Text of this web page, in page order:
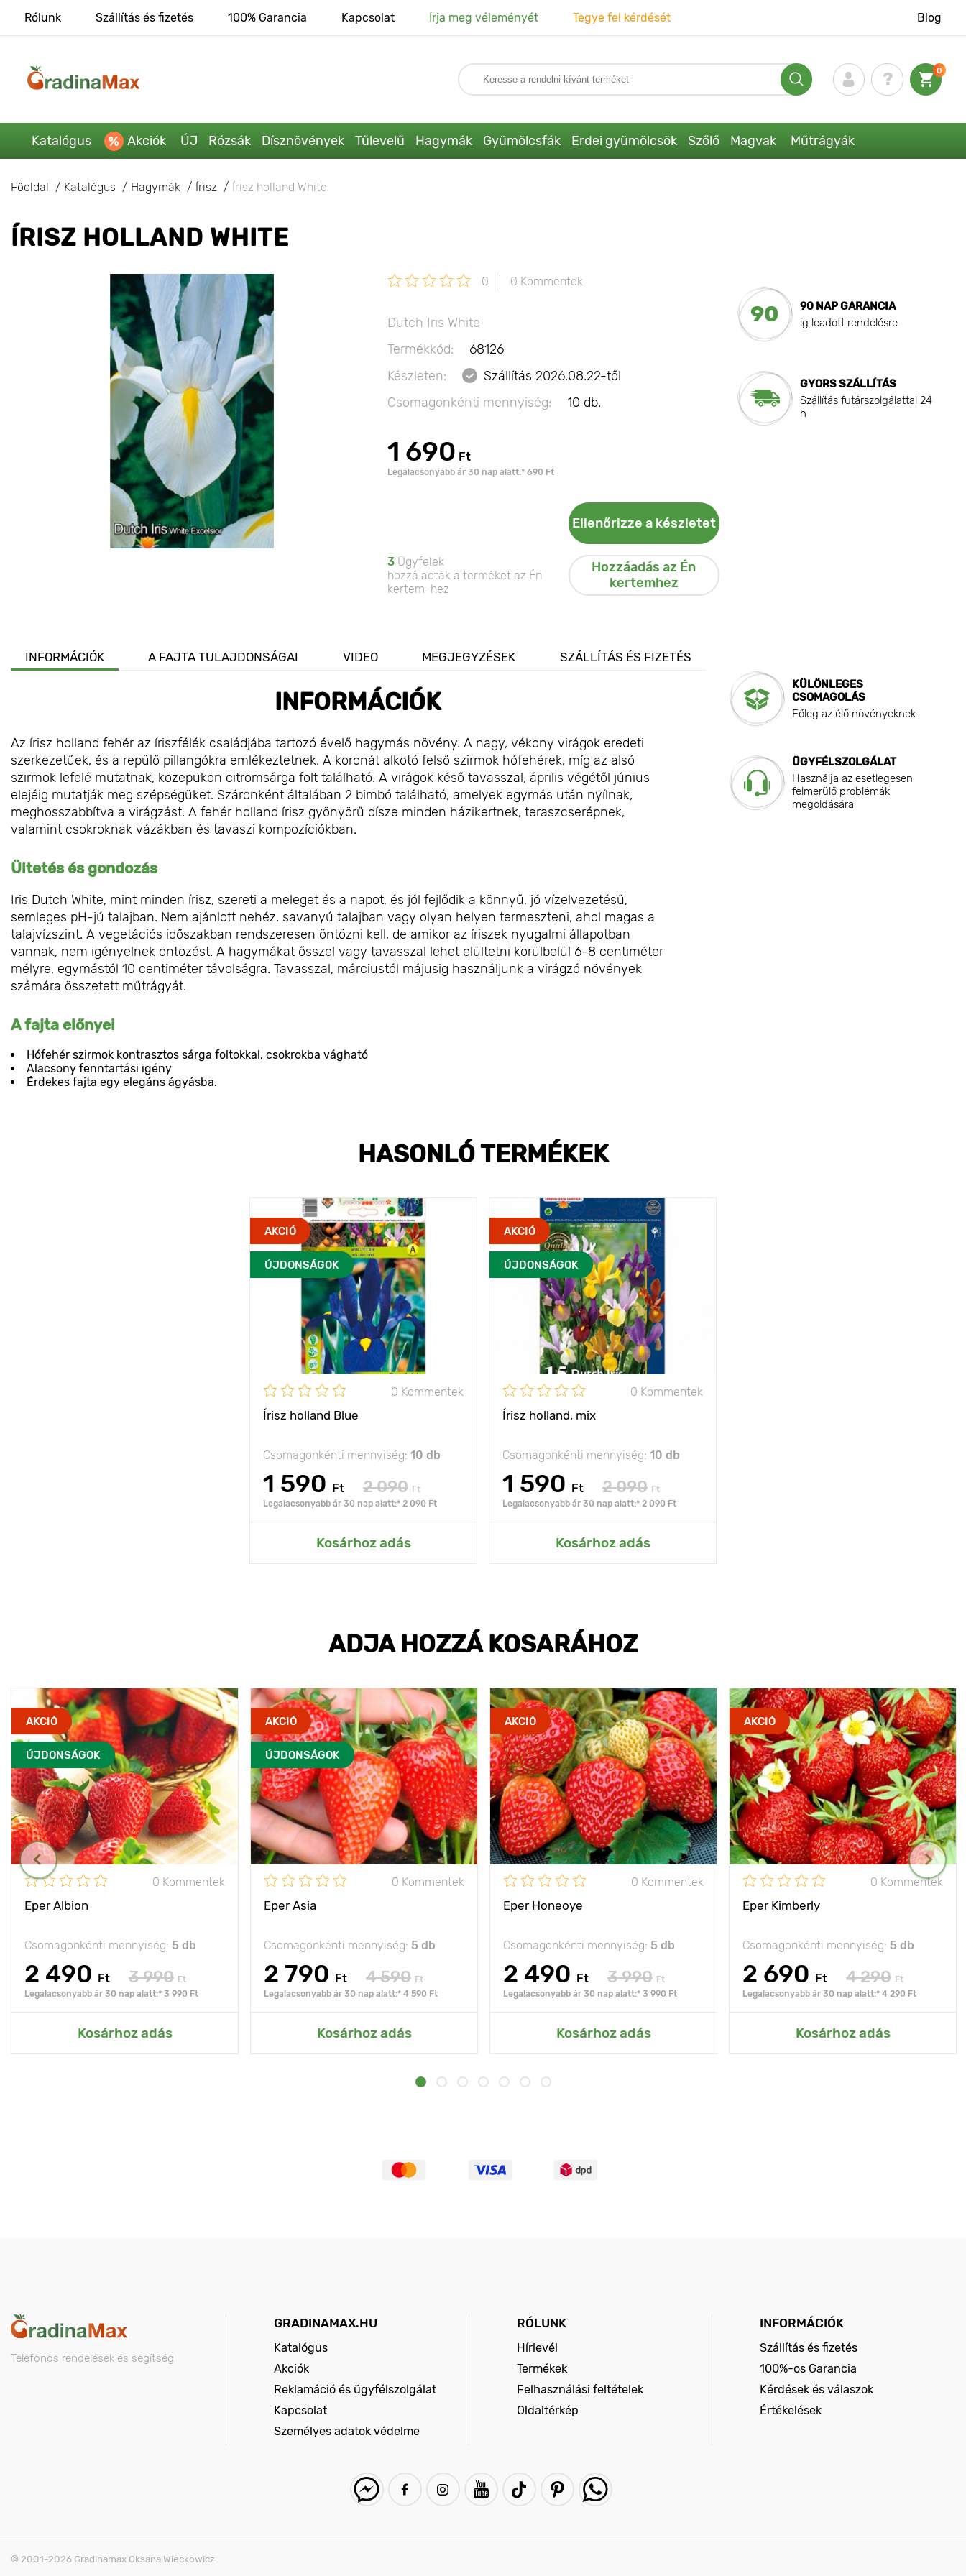
Rólunk Szállítás és fizetés 100% Garancia Kapcsolat Írja meg véleményét Tegye fel kérdését Blog
0
Katalógus Akciók ÚJ Rózsák Dísznövények Tűlevelű Hagymák Gyümölcsfák Erdei gyümölcsök Szőlő Magvak Műtrágyák
Főoldal Katalógus Hagymák Írisz Írisz holland White
ÍRISZ HOLLAND WHITE
0 0 Kommentek
Dutch Iris White
Termékkód:
68126
Készleten:
Szállítás 2026.08.22-től
Csomagonkénti mennyiség:
10 db.
1 690 Ft
Legalacsonyabb ár 30 nap alatt:* 690 Ft
Ellenőrizze a készletet
3 Ügyfelek
hozzá adták a terméket az Én
kertem-hez
Hozzáadás az Én
kertemhez
90
90 NAP GARANCIA
ig leadott rendelésre
GYORS SZÁLLÍTÁS
Szállítás futárszolgálattal 24
h
INFORMÁCIÓK A FAJTA TULAJDONSÁGAI VIDEO MEGJEGYZÉSEK SZÁLLÍTÁS ÉS FIZETÉS
INFORMÁCIÓK
Az írisz holland fehér az íriszfélék családjába tartozó évelő hagymás növény. A nagy, vékony virágok eredeti
szerkezetűek, és a repülő pillangókra emlékeztetnek. A koronát alkotó felső szirmok hófehérek, míg az alsó
szirmok lefelé mutatnak, közepükön citromsárga folt található. A virágok késő tavasszal, április végétől június
elejéig mutatják meg szépségüket. Száronként általában 2 bimbó található, amelyek egymás után nyílnak,
meghosszabbítva a virágzást. A fehér holland írisz gyönyörű dísze minden házikertnek, teraszcserépnek,
valamint csokroknak vázákban és tavaszi kompozíciókban.
Ültetés és gondozás
Iris Dutch White, mint minden írisz, szereti a meleget és a napot, és jól fejlődik a könnyű, jó vízelvezetésű,
semleges pH-jú talajban. Nem ajánlott nehéz, savanyú talajban vagy olyan helyen termeszteni, ahol magas a
talajvízszint. A vegetációs időszakban rendszeresen öntözni kell, de amikor az íriszek nyugalmi állapotban
vannak, nem igényelnek öntözést. A hagymákat ősszel vagy tavasszal lehet elültetni körülbelül 6-8 centiméter
mélyre, egymástól 10 centiméter távolságra. Tavasszal, márciustól májusig használjunk a virágzó növények
számára összetett műtrágyát.
A fajta előnyei
Hófehér szirmok kontrasztos sárga foltokkal, csokrokba vágható
Alacsony fenntartási igény
Érdekes fajta egy elegáns ágyásba.
KÜLÖNLEGES
CSOMAGOLÁS
Főleg az élő növényeknek
ÜGYFÉLSZOLGÁLAT
Használja az esetlegesen
felmerülő problémák
megoldására
HASONLÓ TERMÉKEK
AKCIÓ
ÚJDONSÁGOK
0 Kommentek
Írisz holland Blue
Csomagonkénti mennyiség: 10 db
1 590 Ft 2 090 Ft
Legalacsonyabb ár 30 nap alatt:* 2 090 Ft
Kosárhoz adás
AKCIÓ
ÚJDONSÁGOK
0 Kommentek
Írisz holland, mix
Csomagonkénti mennyiség: 10 db
1 590 Ft 2 090 Ft
Legalacsonyabb ár 30 nap alatt:* 2 090 Ft
Kosárhoz adás
ADJA HOZZÁ KOSARÁHOZ
AKCIÓ
ÚJDONSÁGOK
0 Kommentek
Eper Albion
Csomagonkénti mennyiség: 5 db
2 490 Ft 3 990 Ft
Legalacsonyabb ár 30 nap alatt:* 3 990 Ft
Kosárhoz adás
AKCIÓ
ÚJDONSÁGOK
0 Kommentek
Eper Asia
Csomagonkénti mennyiség: 5 db
2 790 Ft 4 590 Ft
Legalacsonyabb ár 30 nap alatt:* 4 590 Ft
Kosárhoz adás
AKCIÓ
0 Kommentek
Eper Honeoye
Csomagonkénti mennyiség: 5 db
2 490 Ft 3 990 Ft
Legalacsonyabb ár 30 nap alatt:* 3 990 Ft
Kosárhoz adás
AKCIÓ
0 Kommentek
Eper Kimberly
Csomagonkénti mennyiség: 5 db
2 690 Ft 4 290 Ft
Legalacsonyabb ár 30 nap alatt:* 4 290 Ft
Kosárhoz adás
Telefonos rendelések és segítség
GRADINAMAX.HU
Katalógus
Akciók
Reklamáció és ügyfélszolgálat
Kapcsolat
Személyes adatok védelme
RÓLUNK
Hírlevél
Termékek
Felhasználási feltételek
Oldaltérkép
INFORMÁCIÓK
Szállítás és fizetés
100%-os Garancia
Kérdések és válaszok
Értékelések
© 2001-2026 Gradinamax Oksana Wieckowicz